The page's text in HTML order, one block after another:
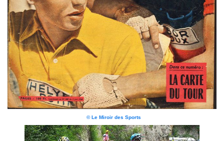
© Le Miroir des Sports